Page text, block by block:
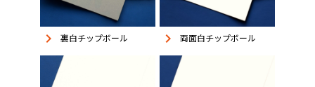
keyboard_arrow_right 裏白チップボール keyboard_arrow_right 両面白チップボール